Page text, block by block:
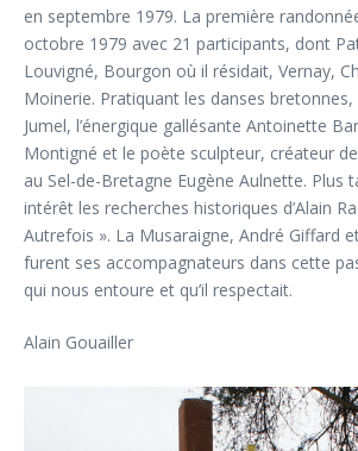
en septembre 1979. La première
octobre 1979 avec 21 participants, dont
Louvigné, Bourgon où il résidait, Vernay,
Moinerie. Pratiquant les danses
Jumel, l’énergique gallésante Antoinette
Montigné et le poète sculpteur, créateur
au Sel-de-Bretagne Eugène Aulnette. Plus
intérêt les recherches historiques d’Alain
Autrefois ». La Musaraigne, André Giffard
furent ses accompagnateurs dans cette
qui nous entoure et qu’il respectait.
Alain Gouailler